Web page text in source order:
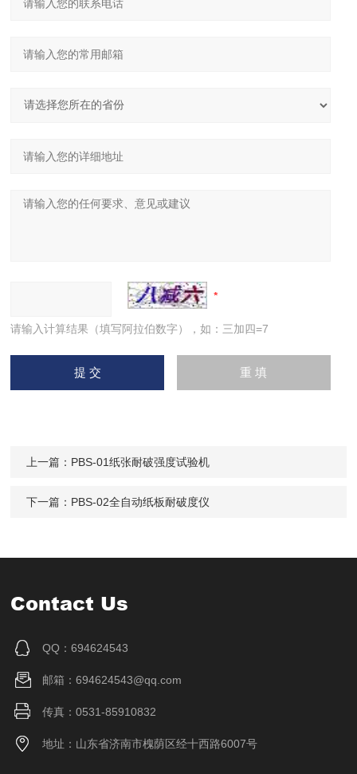
请输入计算结果（填写阿拉伯数字），如：三加四=7
上一篇： PBS-01纸张耐破强度试验机
下一篇： PBS-02全自动纸板耐破度仪
Contact Us
QQ：694624543
邮箱：694624543@qq.com
传真：0531-85910832
地址：山东省济南市槐荫区经十西路6007号